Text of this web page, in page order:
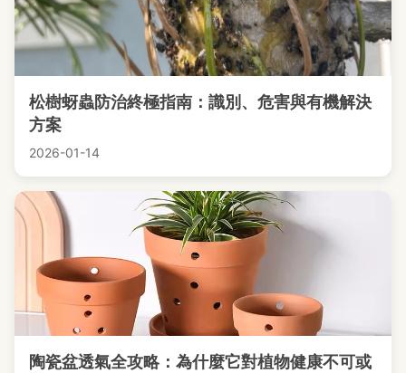
松樹蚜蟲防治終極指南：識別、危害與有機解決
方案
2026-01-14
陶瓷盆透氣全攻略：為什麼它對植物健康不可或